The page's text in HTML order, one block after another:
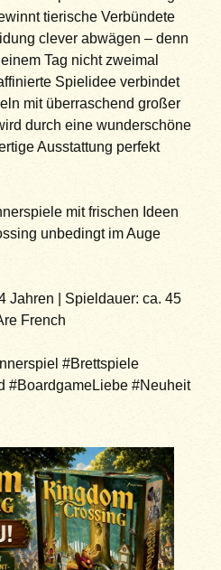
tierische Verbündete
clever abwägen – denn
Tag nicht zweimal
Spielidee verbindet
mit überraschend großer
durch eine wunderschöne
Ausstattung perfekt
mit frischen Ideen
unbedingt im Auge
Jahren | Spieldauer: ca. 45
French
#Brettspiele
#BoardgameLiebe #Neuheit